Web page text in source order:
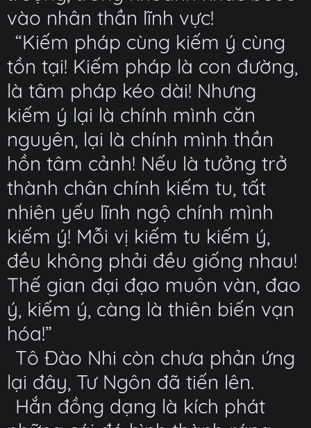
vào nhân thần lĩnh vực!
“Kiếm pháp cùng kiếm ý cùng
tồn tại! Kiếm pháp là con đường,
là tâm pháp kéo dài! Nhưng
kiếm ý lại là chính mình căn
nguyên, lại là chính mình thần
hồn tâm cảnh! Nếu là tưởng trở
thành chân chính kiếm tu, tất
nhiên yếu lĩnh ngộ chính mình
kiếm ý! Mỗi vị kiếm tu kiếm ý,
đều không phải đều giống nhau!
Thế gian đại đạo muôn vàn, đao
ý, kiếm ý, càng là thiên biến vạn
hóa!”
Tô Đào Nhi còn chưa phản ứng
lại đây, Tư Ngôn đã tiến lên.
Hắn đồng dạng là kích phát